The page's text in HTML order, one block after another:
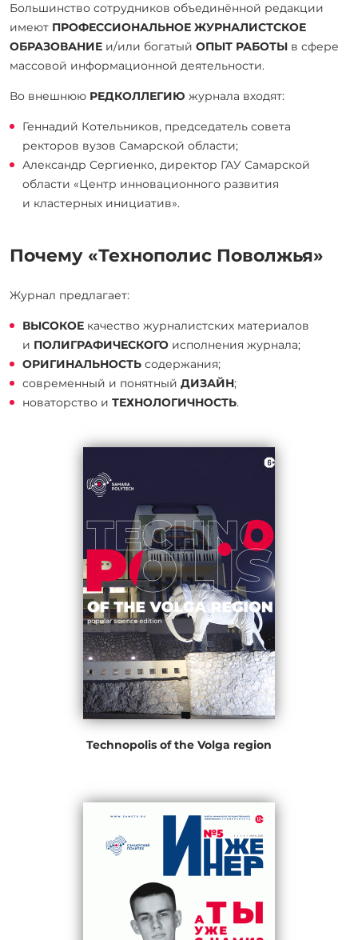
Большинство сотрудников объединённой редакции
имеют ПРОФЕССИОНАЛЬНОЕ ЖУРНАЛИСТСКОЕ
ОБРАЗОВАНИЕ и/или богатый ОПЫТ РАБОТЫ в сфере
массовой информационной деятельности.
Во внешнюю РЕДКОЛЛЕГИЮ журнала входят:
Геннадий Котельников, председатель совета
ректоров вузов Самарской области;
Александр Сергиенко, директор ГАУ Самарской
области «Центр инновационного развития
и кластерных инициатив».
Почему «Технополис Поволжья»
Журнал предлагает:
ВЫСОКОЕ качество журналистских материалов
и ПОЛИГРАФИЧЕСКОГО исполнения журнала;
ОРИГИНАЛЬНОСТЬ содержания;
современный и понятный ДИЗАЙН;
новаторство и ТЕХНОЛОГИЧНОСТЬ.
Technopolis of the Volga region